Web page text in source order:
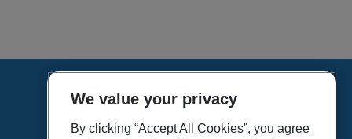
HOME
VÍDEOS
We value your privacy
By clicking “Accept All Cookies”, you agree